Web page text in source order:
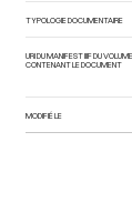
TYPOLOGIE DOCUMENTAIRE
URI DU MANIFEST IIIF DU VOLUME
CONTENANT LE DOCUMENT
MODIFIÉ LE